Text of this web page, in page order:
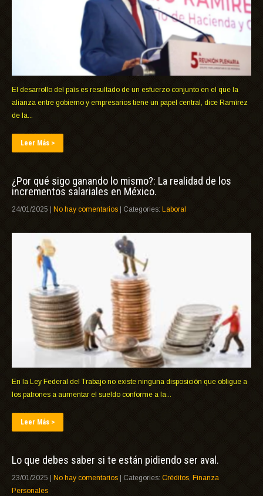
El desarrollo del país es resultado de un esfuerzo conjunto en el que la
alianza entre gobierno y empresarios tiene un papel central, dice Ramírez
de la...
Leer Más >
¿Por qué sigo ganando lo mismo?: La realidad de los
incrementos salariales en México.
24/01/2025 No hay comentarios | Categories: Laboral
En la Ley Federal del Trabajo no existe ninguna disposición que obligue a
los patrones a aumentar el sueldo conforme a la...
Leer Más >
Lo que debes saber si te están pidiendo ser aval.
23/01/2025 No hay comentarios | Categories: Créditos, Finanza
Personales